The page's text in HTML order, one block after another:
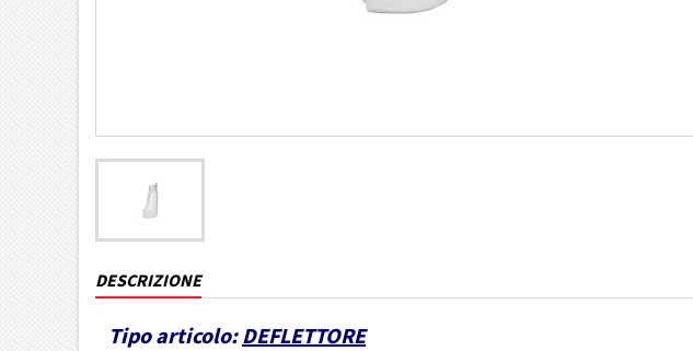
DESCRIZIONE
Tipo articolo: DEFLETTORE